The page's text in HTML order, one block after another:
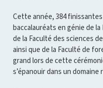
Cette année, 384
baccalauréats en génie de
de la Faculté des sciences
ainsi que de la Faculté de
grand lors de cette
s’épanouir dans un